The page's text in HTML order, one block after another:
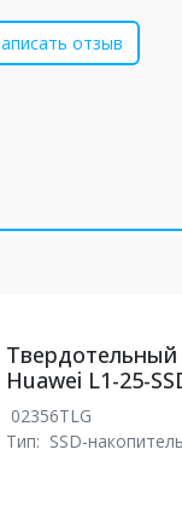
отзыв
Твердотельный
Huawei L1-25-
02356TLG
Тип: SSD-накопитель